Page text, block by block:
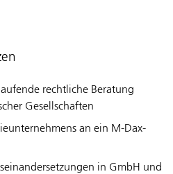
rechtliche Beratung
Gesellschaften
an ein M-Dax-
in GmbH und